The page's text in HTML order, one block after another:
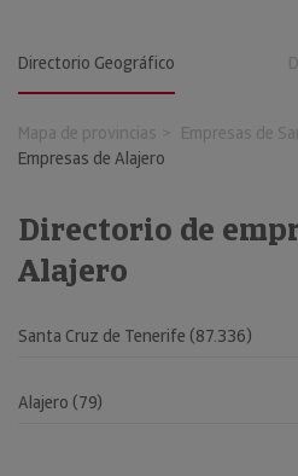
Directorio Geográfico
Mapa de provincias
Empresas de
Empresas de Alajero
Directorio de
Alajero